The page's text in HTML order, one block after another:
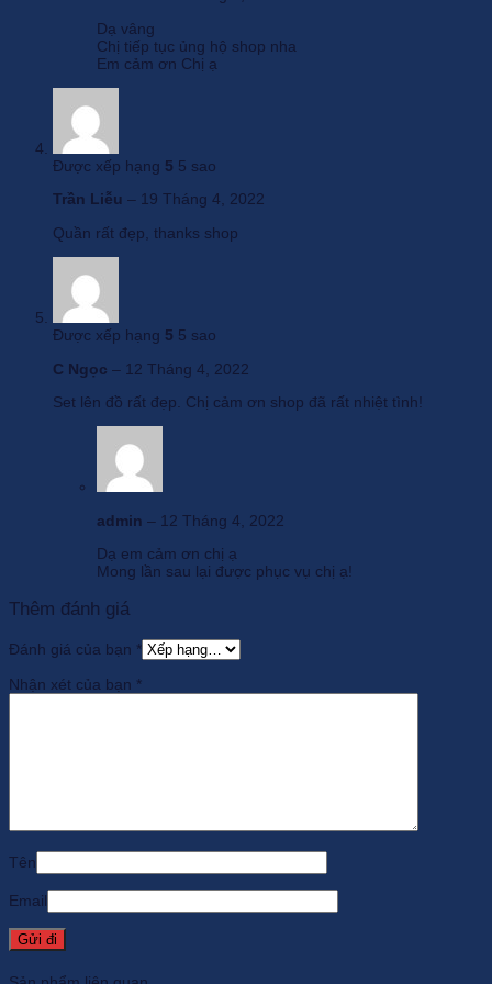
Dạ vâng
Chị tiếp tục ủng hộ shop nha
Em cảm ơn Chị ạ
Được xếp hạng 5 5 sao
Trần Liễu – 19 Tháng 4, 2022
Quần rất đẹp, thanks shop
Được xếp hạng 5 5 sao
C Ngọc – 12 Tháng 4, 2022
Set lên đồ rất đẹp. Chị cảm ơn shop đã rất nhiệt tình!
admin – 12 Tháng 4, 2022
Dạ em cảm ơn chị ạ
Mong lần sau lại được phục vụ chị ạ!
Thêm đánh giá
Đánh giá của bạn *
Nhận xét của bạn *
Tên
Email